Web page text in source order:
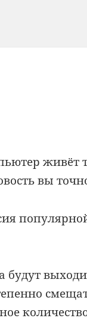
живёт
вы
будут